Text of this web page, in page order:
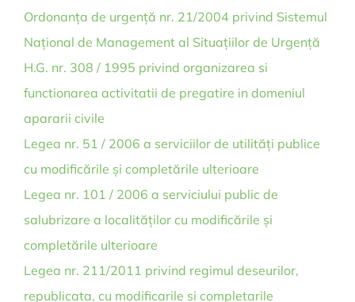
Ordonanța de urgență nr. 21/2004 privind Sistemul
Național de Management al Situațiilor de Urgență
H.G. nr. 308 / 1995 privind organizarea si
functionarea activitatii de pregatire in domeniul
apararii civile
Legea nr. 51 / 2006 a serviciilor de utilități publice
cu modificările și completările ulterioare
Legea nr. 101 / 2006 a serviciului public de
salubrizare a localităților cu modificările și
completările ulterioare
Legea nr. 211/2011 privind regimul deseurilor,
republicata, cu modificarile si completarile